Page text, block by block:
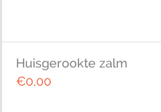
Huisgerookte zalm
€0,00